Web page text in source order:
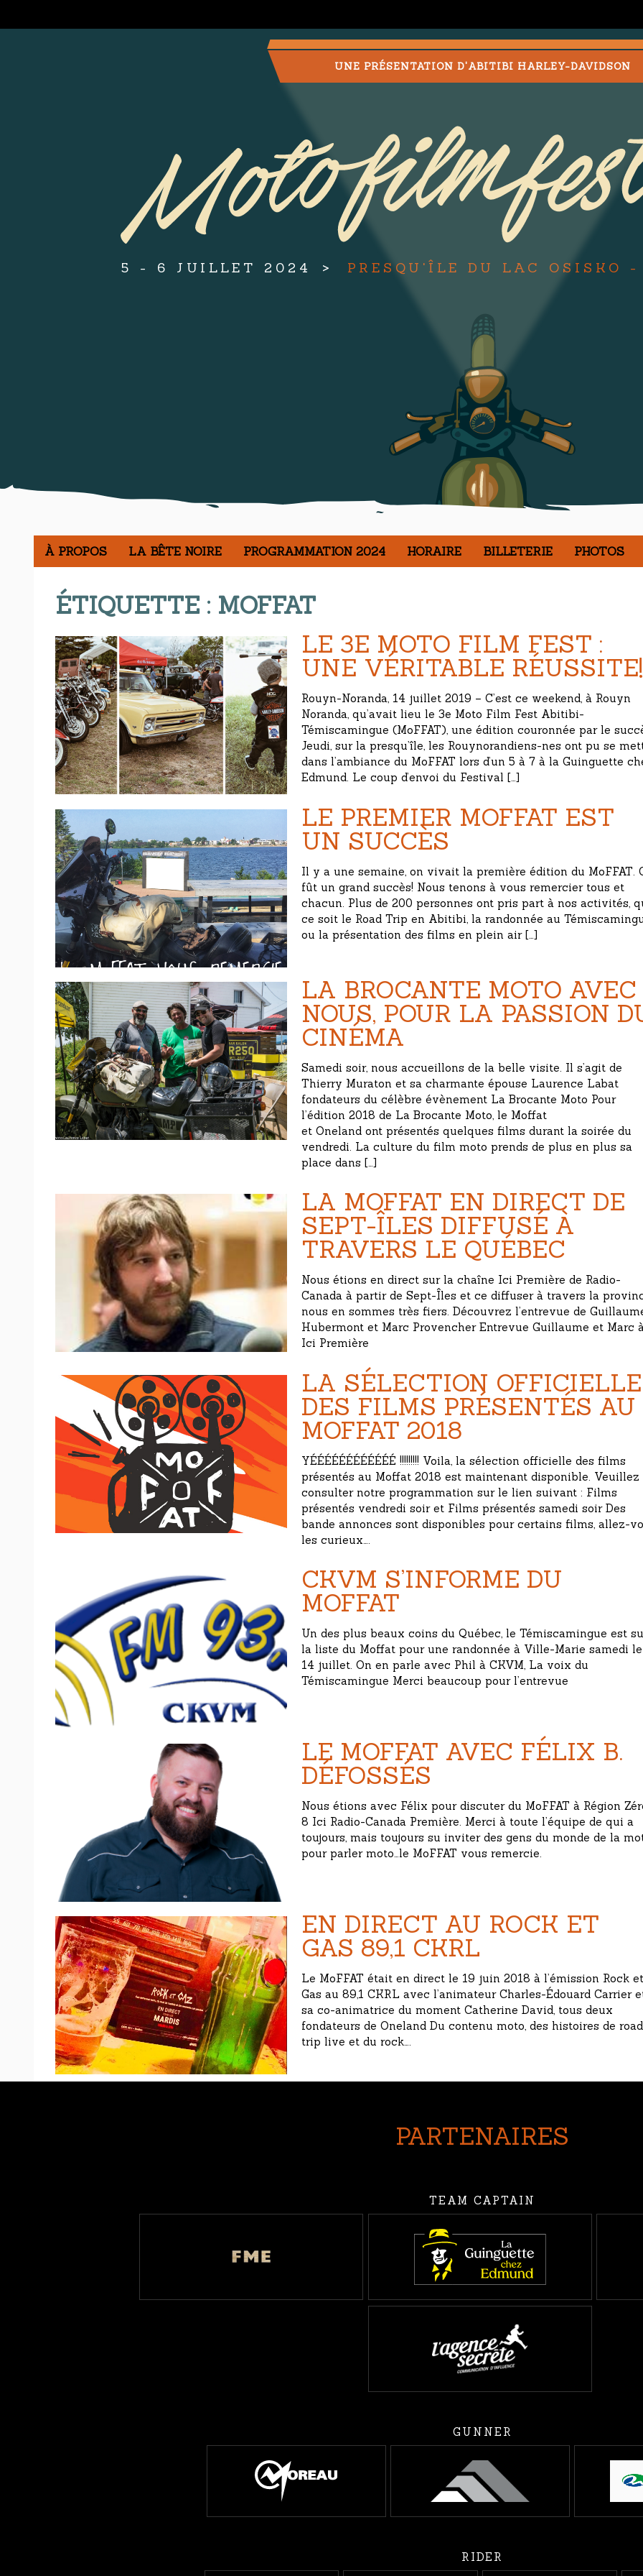
UNE PRÉSENTATION D'ABITIBI HARLEY-DAVIDSON
5 - 6 JUILLET 2024 PRESQU'ÎLE DU LAC OSISKO -
À PROPOS LA BÊTE NOIRE PROGRAMMATION 2024 HORAIRE BILLETERIE PHOTOS
ÉTIQUETTE : MOFFAT
LE 3E MOTO FILM FEST :
UNE VÉRITABLE RÉUSSITE!
Rouyn-Noranda, 14 juillet 2019 – C’est ce weekend, à Rouyn
Noranda, qu’avait lieu le 3e Moto Film Fest Abitibi-
Témiscamingue (MoFFAT), une édition couronnée par le
Jeudi, sur la presqu’île, les Rouynorandiens-nes ont pu se
dans l’ambiance du MoFFAT lors d’un 5 à 7 à la Guinguette
Edmund. Le coup d’envoi du Festival […]
LE PREMIER MOFFAT EST
UN SUCCÈS
Il y a une semaine, on vivait la première édition du MoFFAT.
fût un grand succès! Nous tenons à vous remercier tous et
chacun. Plus de 200 personnes ont pris part à nos activités,
ce soit le Road Trip en Abitibi, la randonnée au
ou la présentation des films en plein air […]
LA BROCANTE MOTO AVEC
NOUS, POUR LA PASSION
CINÉMA
Samedi soir, nous accueillons de la belle visite. Il s’agit de
Thierry Muraton et sa charmante épouse Laurence Labat
fondateurs du célèbre évènement La Brocante Moto Pour
l’édition 2018 de La Brocante Moto, le Moffat
et Oneland ont présentés quelques films durant la soirée du
vendredi. La culture du film moto prends de plus en plus sa
place dans […]
LA MOFFAT EN DIRECT DE
SEPT-ÎLES DIFFUSÉ À
TRAVERS LE QUÉBEC
Nous étions en direct sur la chaîne Ici Première de Radio-
Canada à partir de Sept-Îles et ce diffuser à travers la
nous en sommes très fiers. Découvrez l’entrevue de
Hubermont et Marc Provencher Entrevue Guillaume et Marc
Ici Première
LA SÉLECTION OFFICIELLE
DES FILMS PRÉSENTÉS AU
MOFFAT 2018
YÉÉÉÉÉÉÉÉÉÉÉÉ !!!!!!!!! Voila, la sélection officielle des films
présentés au Moffat 2018 est maintenant disponible. Veuillez
consulter notre programmation sur le lien suivant : Films
présentés vendredi soir et Films présentés samedi soir Des
bande annonces sont disponibles pour certains films, allez-
les curieux….
CKVM S’INFORME DU
MOFFAT
Un des plus beaux coins du Québec, le Témiscamingue est
la liste du Moffat pour une randonnée à Ville-Marie samedi le
14 juillet. On en parle avec Phil à CKVM, La voix du
Témiscamingue Merci beaucoup pour l’entrevue
LE MOFFAT AVEC FÉLIX B.
DÉFOSSÉS
Nous étions avec Félix pour discuter du MoFFAT à Région
8 Ici Radio-Canada Première. Merci à toute l’équipe de qui a
toujours, mais toujours su inviter des gens du monde de la
pour parler moto…le MoFFAT vous remercie.
EN DIRECT AU ROCK ET
GAS 89,1 CKRL
Le MoFFAT était en direct le 19 juin 2018 à l’émission Rock et
Gas au 89,1 CKRL avec l’animateur Charles-Édouard Carrier
sa co-animatrice du moment Catherine David, tous deux
fondateurs de Oneland Du contenu moto, des histoires de road
trip live et du rock….
PARTENAIRES
TEAM CAPTAIN
GUNNER
RIDER